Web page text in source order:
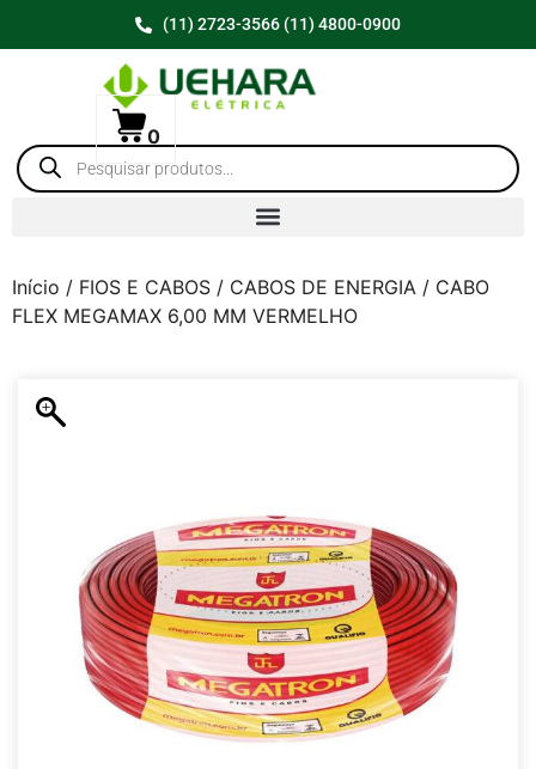
(11) 2723-3566 (11) 4800-0900
0
Início / FIOS E CABOS / CABOS DE ENERGIA / CABO
FLEX MEGAMAX 6,00 MM VERMELHO